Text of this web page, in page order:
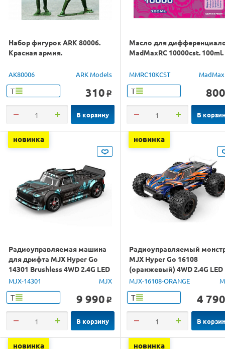
Набор фигурок ARK 80006.
Красная армия.
AK80006 ARK Models
Т 310 o
В корзину
Масло для
MadMaxRC 10000cst. 100ml.
MMRC10KCST
Т 800
В
новинка
Радиоуправляемая машина
для дрифта MJX Hyper Go
14301 Brushless 4WD 2.4G LED
1/14 RTR
MJX-14301 MJX
Т 9 990 o
В корзину
новинка
Радиоуправляемый
MJX Hyper Go 16108
(оранжевый) 4WD 2.4G LED
1/16 RTR
MJX-16108-ORANGE
Т 4 790
В
новинка новинка